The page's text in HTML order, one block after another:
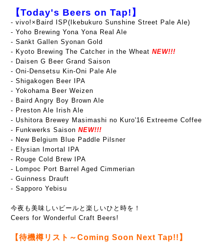
【Today's Beers on Tap!】
- vivo!×Baird ISP(Ikebukuro Sunshine Street Pale Ale)
- Yoho Brewing Yona Yona Real Ale
- Sankt Gallen Syonan Gold
- Kyoto Brewing The Catcher in the Wheat NEW!!!
- Daisen G Beer Grand Saison
- Oni-Densetsu Kin-Oni Pale Ale
- Shigakogen Beer IPA
- Yokohama Beer Weizen
- Baird Angry Boy Brown Ale
- Preston Ale Irish Ale
- Ushitora Brewey Masimashi no Kuro'16 Extreeme Coffee
- Funkwerks Saison NEW!!!
- New Belgium Blue Paddle Pilsner
- Elysian Imortal IPA
- Rouge Cold Brew IPA
- Lompoc Port Barrel Aged Cimmerian
- Guinness Drauft
- Sapporo Yebisu
今夜も美味しいビールと楽しいひと時を！
Ceers for Wonderful Craft Beers!
【待機樽リスト～Coming Soon Next Tap!!】